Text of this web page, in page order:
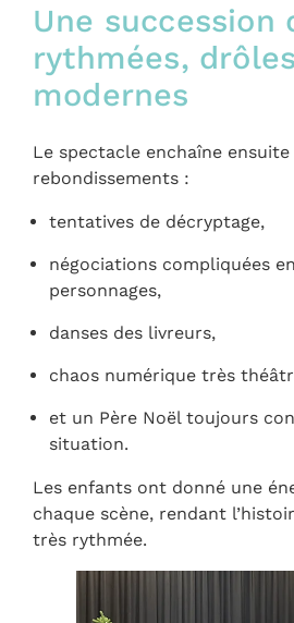
Une succession
rythmées,
modernes
Le spectacle enchaîne ensuite
rebondissements :
tentatives de décryptage,
négociations compliquées
personnages,
danses des livreurs,
chaos numérique très
et un Père Noël toujours
situation.
Les enfants ont donné une
chaque scène, rendant
très rythmée.